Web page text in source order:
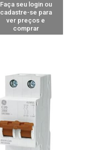
Faça seu login ou
cadastre-se para
ver preços e
comprar